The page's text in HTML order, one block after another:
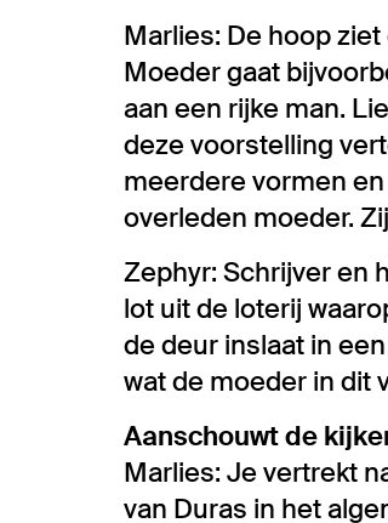
Marlies: De hoop
Moeder gaat
aan een rijke man.
deze voorstelling
meerdere vormen
overleden moeder.
Zephyr: Schrijver en
lot uit de loterij
de deur inslaat in
wat de moeder in dit
Aanschouwt de
Marlies: Je vertrekt
van Duras in het